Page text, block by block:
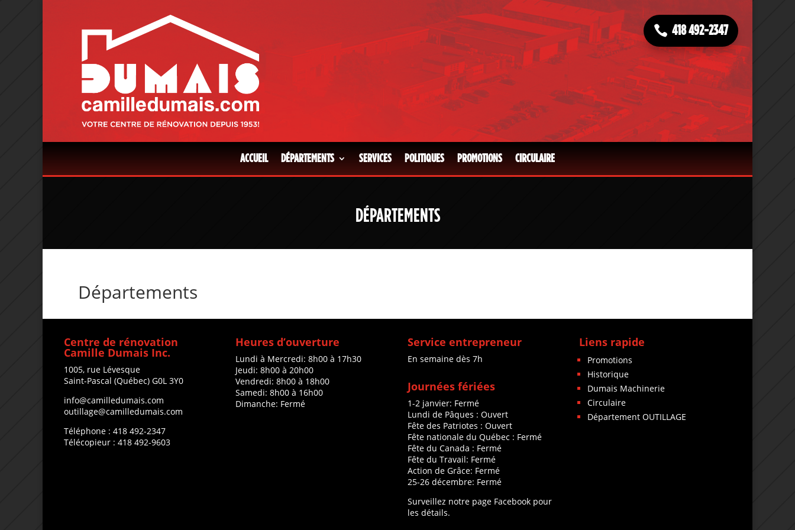
418 492-2347
ACCUEIL DÉPARTEMENTS SERVICES POLITIQUES PROMOTIONS CIRCULAIRE
DÉPARTEMENTS
Départements
Centre de rénovation
Camille Dumais Inc.
1005, rue Lévesque
Saint-Pascal (Québec) G0L 3Y0
info@camilledumais.com
outillage@camilledumais.com
Téléphone : 418 492-2347
Télécopieur : 418 492-9603
Heures d’ouverture
Lundi à Mercredi: 8h00 à 17h30
Jeudi: 8h00 à 20h00
Vendredi: 8h00 à 18h00
Samedi: 8h00 à 16h00
Dimanche: Fermé
Service entrepreneur
En semaine dès 7h
Journées fériées
1-2 janvier: Fermé
Lundi de Pâques : Ouvert
Fête des Patriotes : Ouvert
Fête nationale du Québec : Fermé
Fête du Canada : Fermé
Fête du Travail: Fermé
Action de Grâce: Fermé
25-26 décembre: Fermé
Surveillez notre page Facebook pour
les détails.
Liens rapide
Promotions
Historique
Dumais Machinerie
Circulaire
Département OUTILLAGE